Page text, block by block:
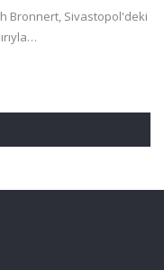
Bronnert, Sivastopol'deki